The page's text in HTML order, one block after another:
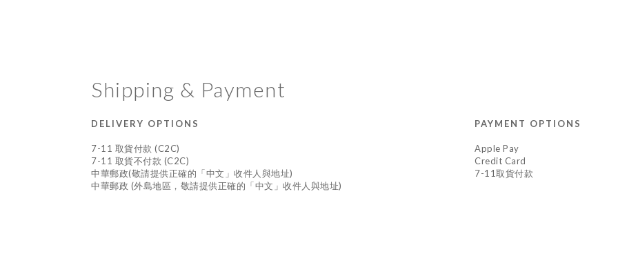
Shipping & Payment
DELIVERY OPTIONS
7-11 取貨付款 (C2C)
7-11 取貨不付款 (C2C)
中華郵政(敬請提供正確的「中文」收件人與地址)
中華郵政 (外島地區，敬請提供正確的「中文」收件人與地址)
PAYMENT OPTIONS
Apple Pay
Credit Card
7-11取貨付款